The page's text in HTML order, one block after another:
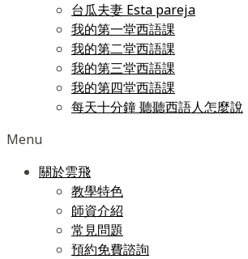
台瓜夫妻 Esta pareja
我的第一堂西語課
我的第二堂西語課
我的第三堂西語課
我的第四堂西語課
每天十分鐘 聽聽西語人怎麼說
Menu
關於雲飛
教學特色
師資介紹
常見問題
預約免費諮詢